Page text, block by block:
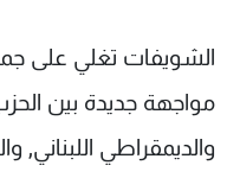
الشويفات تغلي على
مواجهة جديدة بين
والديمقراطي اللبناني,
إقتصاد
منوعات